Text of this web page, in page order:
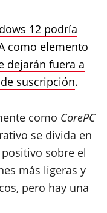
12 podría
como elemento
dejarán fuera a
suscripción.
como CorePC
se divida en
sobre el
más ligeras y
pero hay una